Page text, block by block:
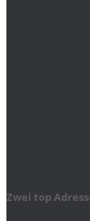
Zwei top